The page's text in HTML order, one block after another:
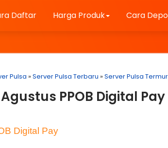
Daftar Harga Produk Cara
Pulsa »Server Pulsa Terbaru »Server Pulsa
PPOB Digital Pay
Digital Pay